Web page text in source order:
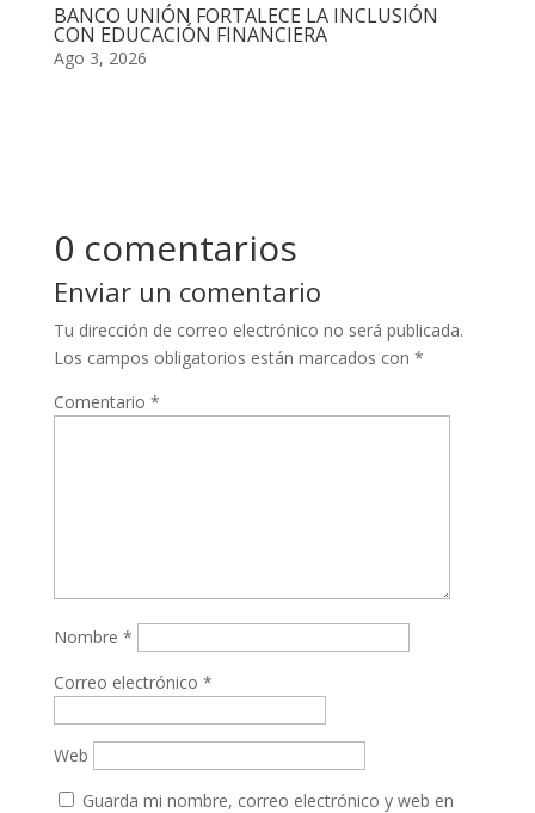
BANCO UNIÓN FORTALECE LA INCLUSIÓN
CON EDUCACIÓN FINANCIERA
Ago 3, 2026
0 comentarios
Enviar un comentario
Tu dirección de correo electrónico no será publicada.
Los campos obligatorios están marcados con *
Comentario *
Nombre *
Correo electrónico *
Web
Guarda mi nombre, correo electrónico y web en